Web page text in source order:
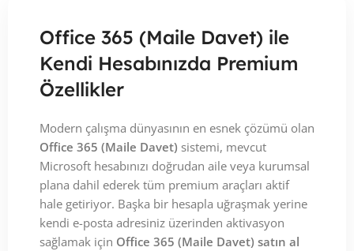
Office 365 (Maile Davet) ile
Kendi Hesabınızda Premium
Özellikler
Modern çalışma dünyasının en esnek çözümü olan
Office 365 (Maile Davet) sistemi, mevcut
Microsoft hesabınızı doğrudan aile veya kurumsal
plana dahil ederek tüm premium araçları aktif
hale getiriyor. Başka bir hesapla uğraşmak yerine
kendi e-posta adresiniz üzerinden aktivasyon
sağlamak için Office 365 (Maile Davet) satın al